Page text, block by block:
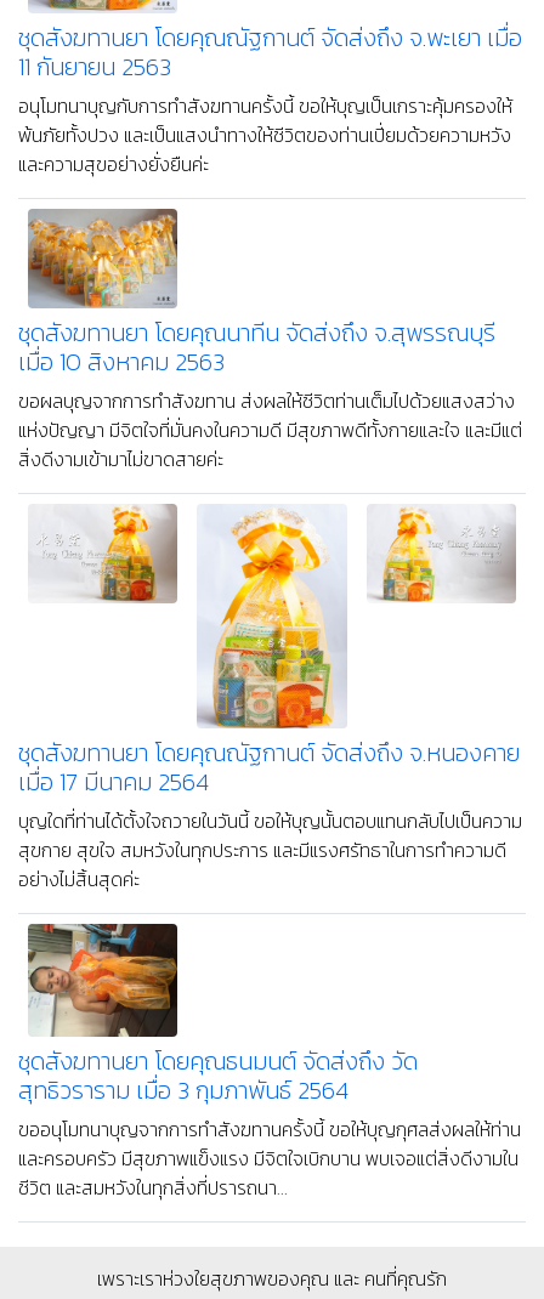
ชุดสังฆทานยา โดยคุณณัฐกานต์ จัดส่งถึง จ.พะเยา เมื่อ
11 กันยายน 2563
อนุโมทนาบุญกับการทำสังฆทานครั้งนี้ ขอให้บุญเป็นเกราะคุ้มครองให้
พ้นภัยทั้งปวง และเป็นแสงนำทางให้ชีวิตของท่านเปี่ยมด้วยความหวัง
และความสุขอย่างยั่งยืนค่ะ
ชุดสังฆทานยา โดยคุณนาทีน จัดส่งถึง จ.สุพรรณบุรี
เมื่อ 10 สิงหาคม 2563
ขอผลบุญจากการทำสังฆทาน ส่งผลให้ชีวิตท่านเต็มไปด้วยแสงสว่าง
แห่งปัญญา มีจิตใจที่มั่นคงในความดี มีสุขภาพดีทั้งกายและใจ และมีแต่
สิ่งดีงามเข้ามาไม่ขาดสายค่ะ
ชุดสังฆทานยา โดยคุณณัฐกานต์ จัดส่งถึง จ.หนองคาย
เมื่อ 17 มีนาคม 2564
บุญใดที่ท่านได้ตั้งใจถวายในวันนี้ ขอให้บุญนั้นตอบแทนกลับไปเป็นความ
สุขกาย สุขใจ สมหวังในทุกประการ และมีแรงศรัทธาในการทำความดี
อย่างไม่สิ้นสุดค่ะ
ชุดสังฆทานยา โดยคุณธนมนต์ จัดส่งถึง วัด
สุทธิวราราม เมื่อ 3 กุมภาพันธ์ 2564
ขออนุโมทนาบุญจากการทำสังฆทานครั้งนี้ ขอให้บุญกุศลส่งผลให้ท่าน
และครอบครัว มีสุขภาพแข็งแรง มีจิตใจเบิกบาน พบเจอแต่สิ่งดีงามใน
ชีวิต และสมหวังในทุกสิ่งที่ปรารถนา...
เพราะเราห่วงใยสุขภาพของคุณ และ คนที่คุณรัก